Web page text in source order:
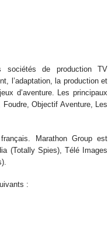
sociétés de production TV
l’adaptation, la production et
d’aventure. Les principaux
Objectif Aventure, Les
Marathon Group est
(Totally Spies), Télé Images
: